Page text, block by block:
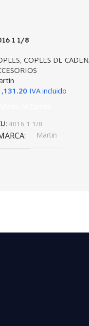
1 1/8
, COPLES DE
IVA incluido
4016 1 1/8
Martin